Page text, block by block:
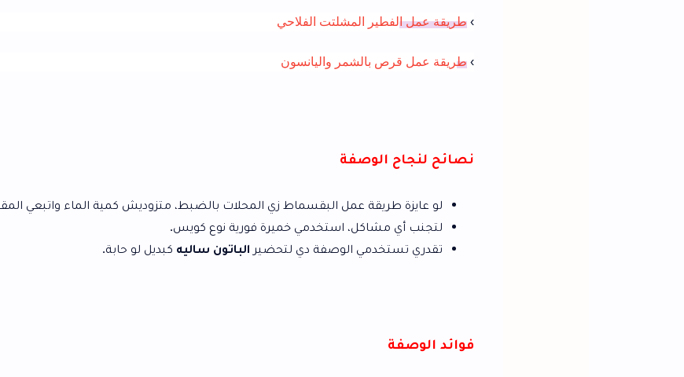
لفطير المشلتت الفلاحي
ريقة عمل قرص بالشمر واليانسون
نصائح لنجاح الوصفة
لو عايزة طريقة عمل البقسماط زي المحلات بالضبط، متزوديش كمية الماء واتبعي المقادير المضبوطة.
لتجنب أي مشاكل، استخدمي خميرة فورية نوع كويس.
تقدري تستخدمي الوصفة دي لتحضيرالباتون ساليهكبديل لو حابة.